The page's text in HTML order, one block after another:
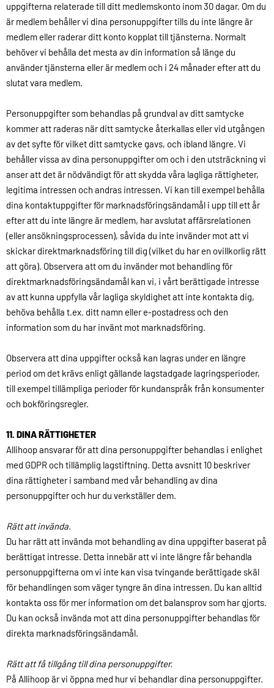
uppgifterna relaterade till ditt medlemskonto inom 30 dagar. Om du
är medlem behåller vi dina personuppgifter tills du inte längre är
medlem eller raderar ditt konto kopplat till tjänsterna. Normalt
behöver vi behålla det mesta av din information så länge du
använder tjänsterna eller är medlem och i 24 månader efter att du
slutat vara medlem.
Personuppgifter som behandlas på grundval av ditt samtycke
kommer att raderas när ditt samtycke återkallas eller vid utgången
av det syfte för vilket ditt samtycke gavs, och ibland längre. Vi
behåller vissa av dina personuppgifter om och i den utsträckning vi
anser att det är nödvändigt för att skydda våra lagliga rättigheter,
legitima intressen och andras intressen. Vi kan till exempel behålla
dina kontaktuppgifter för marknadsföringsändamål i upp till ett år
efter att du inte längre är medlem, har avslutat affärsrelationen
(eller ansökningsprocessen), såvida du inte invänder mot att vi
skickar direktmarknadsföring till dig (vilket du har en ovillkorlig rätt
att göra). Observera att om du invänder mot behandling för
direktmarknadsföringsändamål kan vi, i vårt berättigade intresse
av att kunna uppfylla vår lagliga skyldighet att inte kontakta dig,
behöva behålla t.ex. ditt namn eller e-postadress och den
information som du har invänt mot marknadsföring.
Observera att dina uppgifter också kan lagras under en längre
period om det krävs enligt gällande lagstadgade lagringsperioder,
till exempel tillämpliga perioder för kundanspråk från konsumenter
och bokföringsregler.
11. DINA RÄTTIGHETER
Allihoop ansvarar för att dina personuppgifter behandlas i enlighet
med GDPR och tillämplig lagstiftning. Detta avsnitt 10 beskriver
dina rättigheter i samband med vår behandling av dina
personuppgifter och hur du verkställer dem.
Rätt att invända.
Du har rätt att invända mot behandling av dina uppgifter baserat på
berättigat intresse. Detta innebär att vi inte längre får behandla
personuppgifterna om vi inte kan visa tvingande berättigade skäl
för behandlingen som väger tyngre än dina intressen. Du kan alltid
kontakta oss för mer information om det balansprov som har gjorts.
Du kan också invända mot att dina personuppgifter behandlas för
direkta marknadsföringsändamål.
Rätt att få tillgång till dina personuppgifter.
På Allihoop är vi öppna med hur vi behandlar dina personuppgifter.